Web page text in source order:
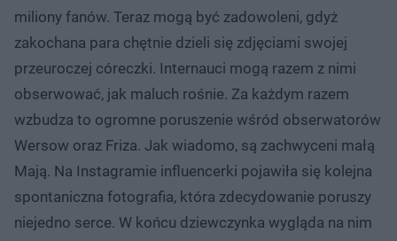
miliony fanów. Teraz mogą być zadowoleni, gdyż
zakochana para chętnie dzieli się zdjęciami swojej
przeuroczej córeczki. Internauci mogą razem z nimi
obserwować, jak maluch rośnie. Za każdym razem
wzbudza to ogromne poruszenie wśród obserwatorów
Wersow oraz Friza. Jak wiadomo, są zachwyceni małą
Mają. Na Instagramie influencerki pojawiła się kolejna
spontaniczna fotografia, która zdecydowanie poruszy
niejedno serce. W końcu dziewczynka wygląda na nim